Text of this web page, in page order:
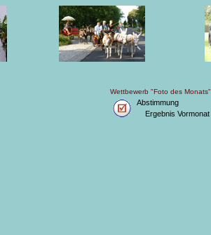
Wettbewerb "Foto des Monats"
Abstimmung
Ergebnis Vormonat